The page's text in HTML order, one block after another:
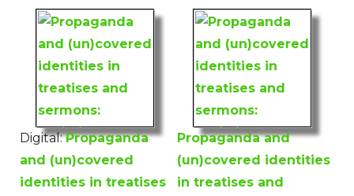
Digital: Propaganda
and (un)covered
identities in treatises
Propaganda and
(un)covered identities
in treatises and